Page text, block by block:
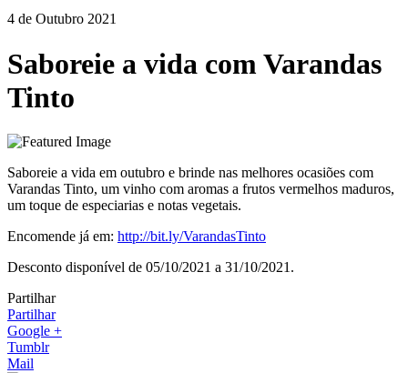
4 de Outubro 2021
Saboreie a vida com Varandas
Tinto
Saboreie a vida em outubro e brinde nas melhores ocasiões com
Varandas Tinto, um vinho com aromas a frutos vermelhos maduros,
um toque de especiarias e notas vegetais.
Encomende já em: http://bit.ly/VarandasTinto
Desconto disponível de 05/10/2021 a 31/10/2021.
Partilhar
Partilhar
Google +
Tumblr
Mail